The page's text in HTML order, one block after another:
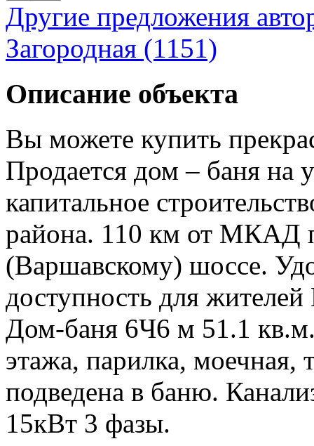
Другие предложения
Загородная (1151)
Описание объекта
Вы можете купить
Продается дом – баня
капитальное
района. 110 км от МКАД
(Варшавскому) шоссе.
доступность для
Дом-баня 6Ч6 м 51.1
этажа, парилка, моечная,
подведена в баню.
15кВт 3 фазы.